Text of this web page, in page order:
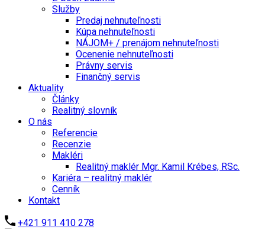
Služby
Predaj nehnuteľnosti
Kúpa nehnuteľnosti
NÁJOM+ / prenájom nehnuteľnosti
Ocenenie nehnuteľnosti
Právny servis
Finančný servis
Aktuality
Články
Realitný slovník
O nás
Referencie
Recenzie
Makléri
Realitný maklér Mgr. Kamil Krébes, RSc.
Kariéra – realitný maklér
Cenník
Kontakt
+421 911 410 278